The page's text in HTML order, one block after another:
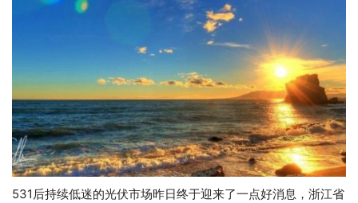
531后持续低迷的光伏市场昨日终于迎来了一点好消息，浙江省